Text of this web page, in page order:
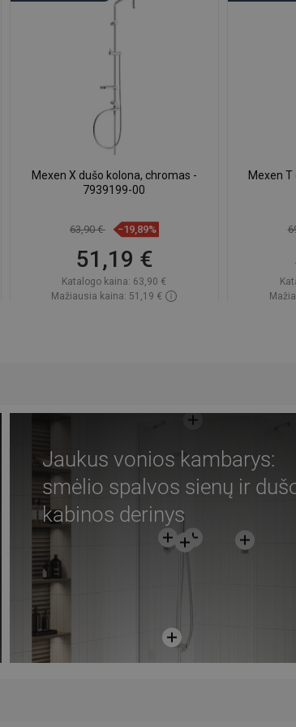
Mexen X dušo kolona, chromas -
7939199-00
63,90 € −19,89%
51,19 €
Katalogo kaina: 63,90 €
Mažiausia kaina: 51,19 €
Mexen
Jaukus vonios kambarys:
smėlio spalvos sienų ir
kabinos derinys